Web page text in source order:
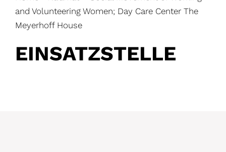
and Volunteering Women; Day Care Center The
Meyerhoff House
EINSATZ­STELLE